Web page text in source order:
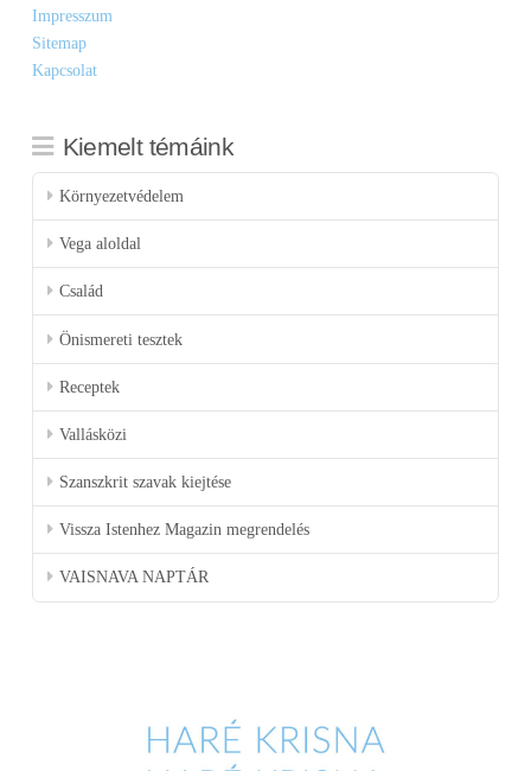
Impresszum
Sitemap
Kapcsolat
Kiemelt témáink
Környezetvédelem
Vega aloldal
Család
Önismereti tesztek
Receptek
Vallásközi
Szanszkrit szavak kiejtése
Vissza Istenhez Magazin megrendelés
VAISNAVA NAPTÁR